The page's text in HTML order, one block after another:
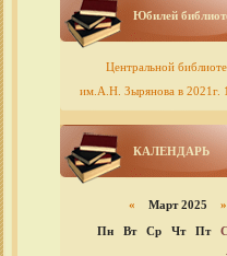
Юбилей
Центральной
им.А.Н. Зырянова в 2021г.
КАЛЕНДАРЬ
« Март 2025 »
Пн
Вт Ср Чт Пт